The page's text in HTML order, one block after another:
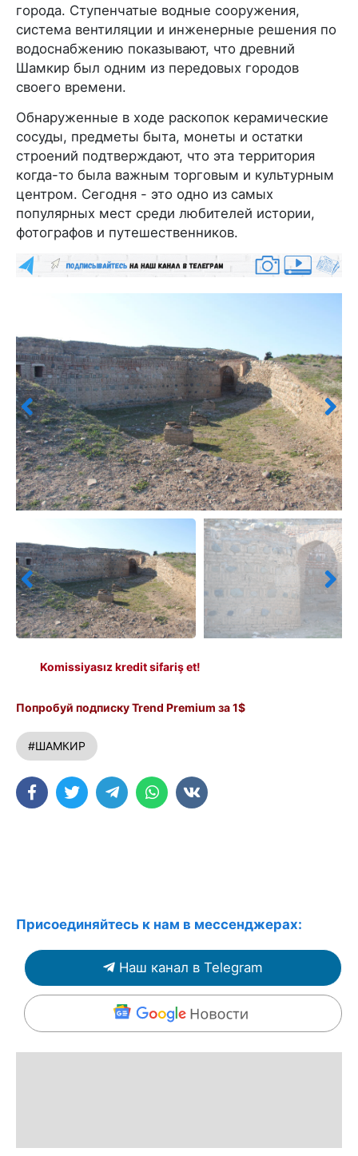
города. Ступенчатые водные сооружения,
система вентиляции и инженерные решения по
водоснабжению показывают, что древний
Шамкир был одним из передовых городов
своего времени.
Обнаруженные в ходе раскопок керамические
сосуды, предметы быта, монеты и остатки
строений подтверждают, что эта территория
когда-то была важным торговым и культурным
центром. Сегодня - это одно из самых
популярных мест среди любителей истории,
фотографов и путешественников.
Komissiyasız kredit sifariş et!
Попробуй подписку Trend Premium за 1$
#ШАМКИР
Присоединяйтесь к нам в мессенджерах:
Наш канал в Telegram